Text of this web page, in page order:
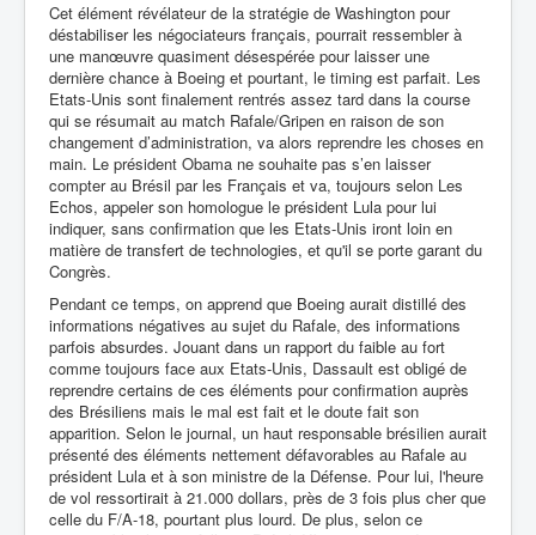
Cet élément révélateur de la stratégie de Washington pour
déstabiliser les négociateurs français, pourrait ressembler à
une manœuvre quasiment désespérée pour laisser une
dernière chance à Boeing et pourtant, le timing est parfait. Les
Etats-Unis sont finalement rentrés assez tard dans la course
qui se résumait au match Rafale/Gripen en raison de son
changement d’administration, va alors reprendre les choses en
main. Le président Obama ne souhaite pas s’en laisser
compter au Brésil par les Français et va, toujours selon Les
Echos, appeler son homologue le président Lula pour lui
indiquer, sans confirmation que les Etats-Unis iront loin en
matière de transfert de technologies, et qu'il se porte garant du
Congrès.
Pendant ce temps, on apprend que Boeing aurait distillé des
informations négatives au sujet du Rafale, des informations
parfois absurdes. Jouant dans un rapport du faible au fort
comme toujours face aux Etats-Unis, Dassault est obligé de
reprendre certains de ces éléments pour confirmation auprès
des Brésiliens mais le mal est fait et le doute fait son
apparition. Selon le journal, un haut responsable brésilien aurait
présenté des éléments nettement défavorables au Rafale au
président Lula et à son ministre de la Défense. Pour lui, l'heure
de vol ressortirait à 21.000 dollars, près de 3 fois plus cher que
celle du F/A-18, pourtant plus lourd. De plus, selon ce